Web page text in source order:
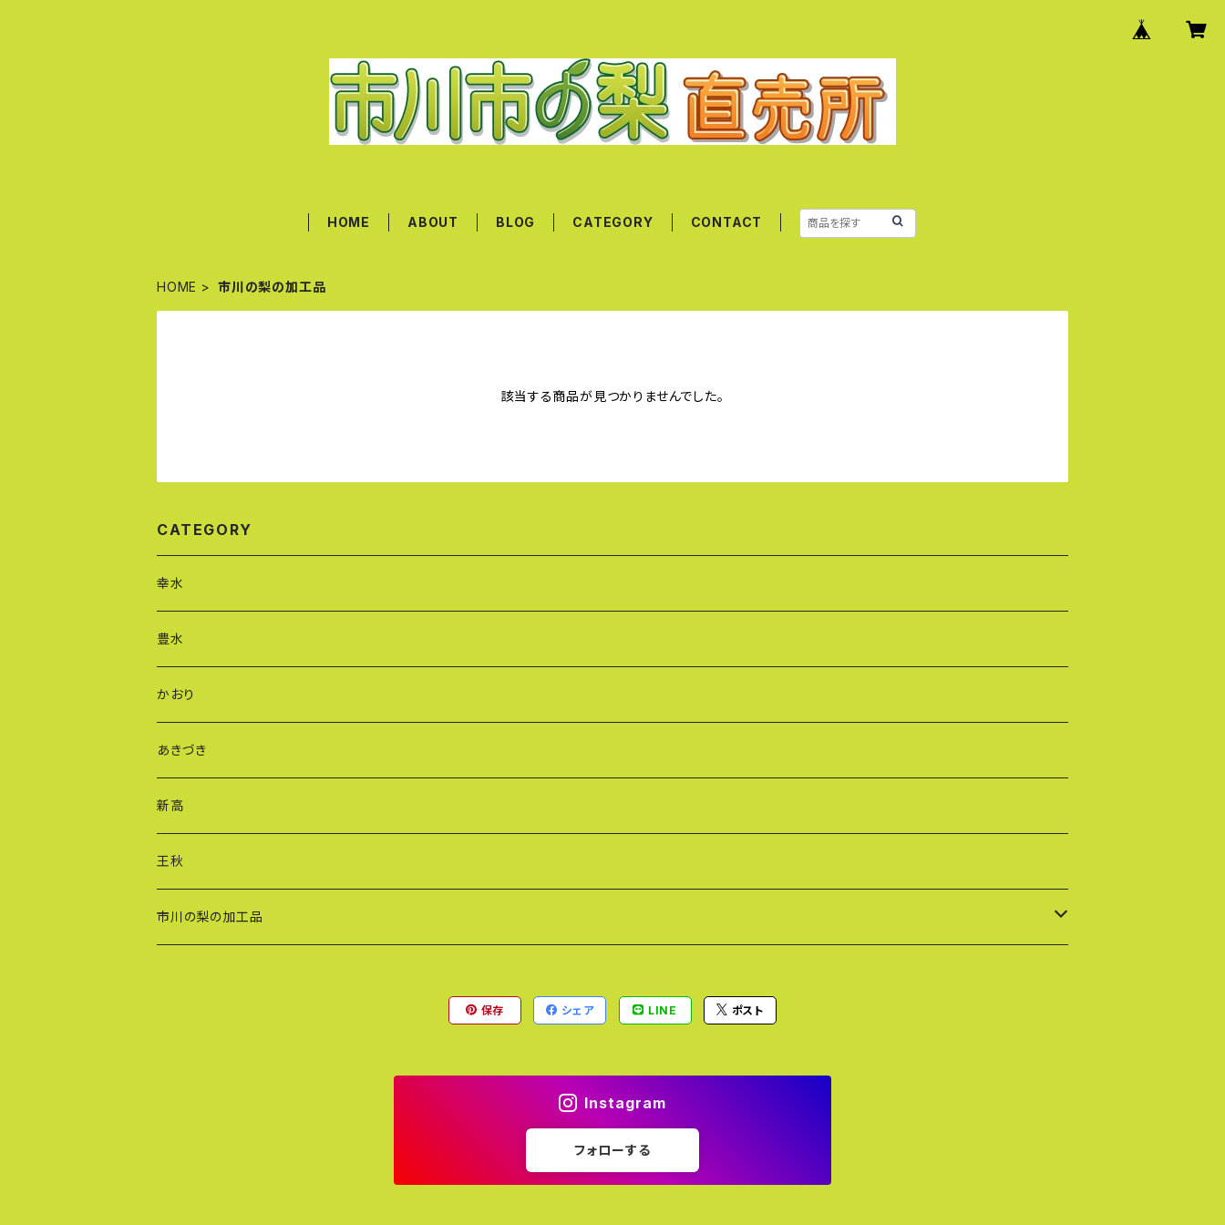
HOME ABOUT BLOG CATEGORY CONTACT
HOME 市川の梨の加工品
該当する商品が見つかりませんでした。
CATEGORY
幸水
豊水
かおり
あきづき
新高
王秋
市川の梨の加工品
保存 シェア LINE ポスト
Instagram
フォローする